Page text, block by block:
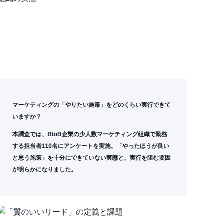
マーケティングの「やりたい施策」をどのくらい実行できて
いますか？
本調査では、BtoB企業の少人数マーケティング組織で勤務
する担当者110名にアンケートを実施。「やったほうが良い
と思う施策」を十分にできていない実態と、実行を阻む要因
が明らかになりました。